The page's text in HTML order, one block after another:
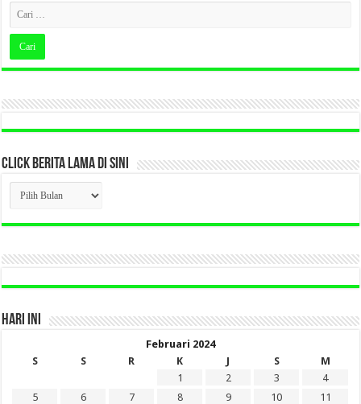
CLICK BERITA LAMA DI SINI
CLICK
BERITA
LAMA
DI
HARI INI
Februari 2024
S
S R K J S
M
1
2 3
4
5
6 7 8 9 10
11